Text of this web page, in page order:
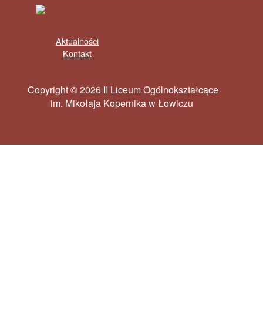
Aktualności
Kontakt
Copyright © 2026 II Liceum Ogólnokształcące
im. Mikołaja Kopernika w Łowiczu